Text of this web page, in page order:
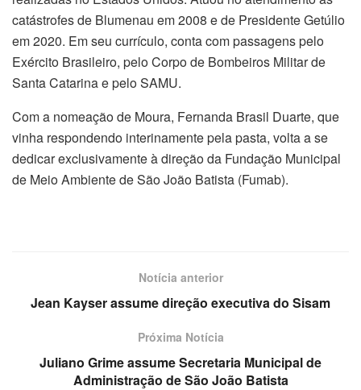
catástrofes de Blumenau em 2008 e de Presidente Getúlio
em 2020. Em seu currículo, conta com passagens pelo
Exército Brasileiro, pelo Corpo de Bombeiros Militar de
Santa Catarina e pelo SAMU.
Com a nomeação de Moura, Fernanda Brasil Duarte, que
vinha respondendo interinamente pela pasta, volta a se
dedicar exclusivamente à direção da Fundação Municipal
de Meio Ambiente de São João Batista (Fumab).
Notícia anterior
Jean Kayser assume direção executiva do Sisam
Próxima Notícia
Juliano Grime assume Secretaria Municipal de
Administração de São João Batista